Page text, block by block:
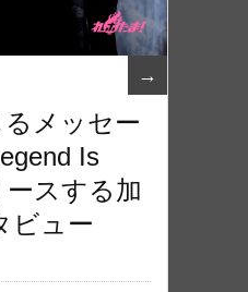
→
メッセー
Is
スする加
ビュー